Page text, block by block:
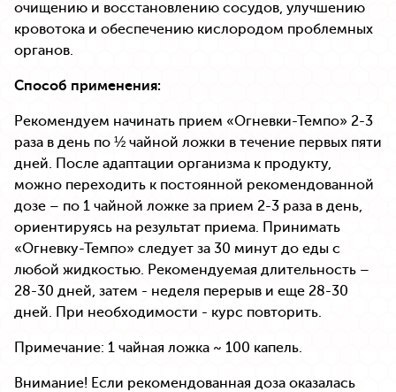
очищению и восстановлению сосудов, улучшению
кровотока и обеспечению кислородом проблемных
органов.
Способ применения:
Рекомендуем начинать прием «Огневки-Темпо» 2-3
раза в день по ½ чайной ложки в течение первых пяти
дней. После адаптации организма к продукту,
можно переходить к постоянной рекомендованной
дозе – по 1 чайной ложке за прием 2-3 раза в день,
ориентируясь на результат приема. Принимать
«Огневку-Темпо» следует за 30 минут до еды с
любой жидкостью. Рекомендуемая длительность –
28-30 дней, затем - неделя перерыв и еще 28-30
дней. При необходимости - курс повторить.
Примечание: 1 чайная ложка ~ 100 капель.
Внимание! Если рекомендованная доза оказалась